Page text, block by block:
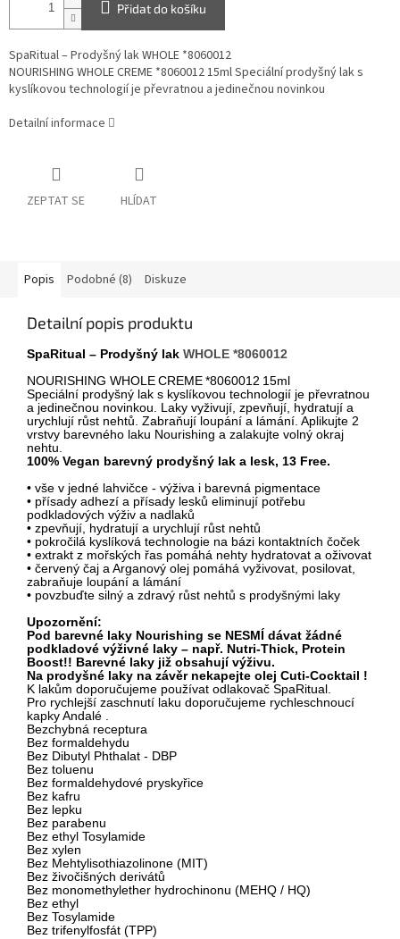
Přidat do košíku
SpaRitual – Prodyšný lak WHOLE *8060012
NOURISHING WHOLE CREME *8060012 15ml Speciální prodyšný lak s
kyslíkovou technologií je převratnou a jedinečnou novinkou
Detailní informace
ZEPTAT SE HLÍDAT
Popis Podobné (8) Diskuze
Detailní popis produktu
SpaRitual – Prodyšný lak WHOLE *8060012
NOURISHING WHOLECREME*806001 2 15ml
Speciální prodyšný lak s kyslíkovou technologií je převratnou
a jedinečnou novinkou. Laky vyživují, zpevňují, hydratují a
urychlují růst nehtů. Zabraňují loupání a lámání. Aplikujte 2
vrstvy barevného laku Nourishing a zalakujte volný okraj
nehtu.
100% Vegan barevný prodyšný lak a lesk, 13 Free.
• vše v jedné lahvičce - výživa i barevná pigmentace
• přísady adhezí a přísady lesků eliminují potřebu
podkladových výživ a nadlaků
• zpevňují, hydratují a urychlují růst nehtů
• pokročilá kyslíková technologie na bázi kontaktních čoček
• extrakt z mořských řas pomáhá nehty hydratovat a oživovat
• červený čaj a Arganový olej pomáhá vyživovat, posilovat,
zabraňuje loupání a lámání
• povzbuďte silný a zdravý růst nehtů s prodyšnými laky
Upozornění:
Pod barevné laky Nourishing se NESMÍ dávat žádné
podkladové výživné laky – např. Nutri-Thick, Protein
Boost!! Barevné laky již obsahují výživu.
Na prodyšné laky na závěr nekapejte olej Cuti-Cocktail !
K lakům doporučujeme používat odlakovač SpaRitual.
Pro rychlejší zaschnutí laku doporučujeme rychleschnoucí
kapky Andalé .
Bezchybná receptura
Bez formaldehydu
Bez Dibutyl Phthalat - DBP
Bez toluenu
Bez formaldehydové pryskyřice
Bez kafru
Bez lepku
Bez parabenu
Bez ethyl Tosylamide
Bez xylen
Bez Mehtylisothiazolinone (MIT)
Bez živočišných derivátů
Bez monomethylether hydrochinonu (MEHQ / HQ)
Bez ethyl
Bez Tosylamide
Bez trifenylfosfát (TPP)